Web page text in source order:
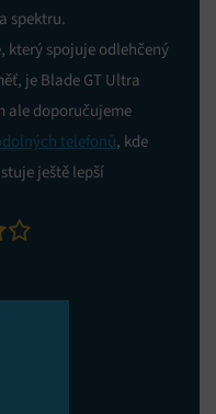
spektru.
který spojuje odlehčený
je Blade GT Ultra
ale doporučujeme
telefonů, kde
ještě lepší